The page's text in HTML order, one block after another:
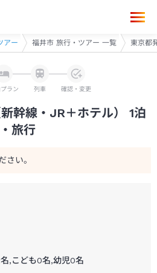
アー 福井市 旅行・ツアー 一覧 東京都
ラン 列車 確認・変更
幹線・JR＋ホテル） 1泊
旅行
さい。
,こども0名,幼児0名